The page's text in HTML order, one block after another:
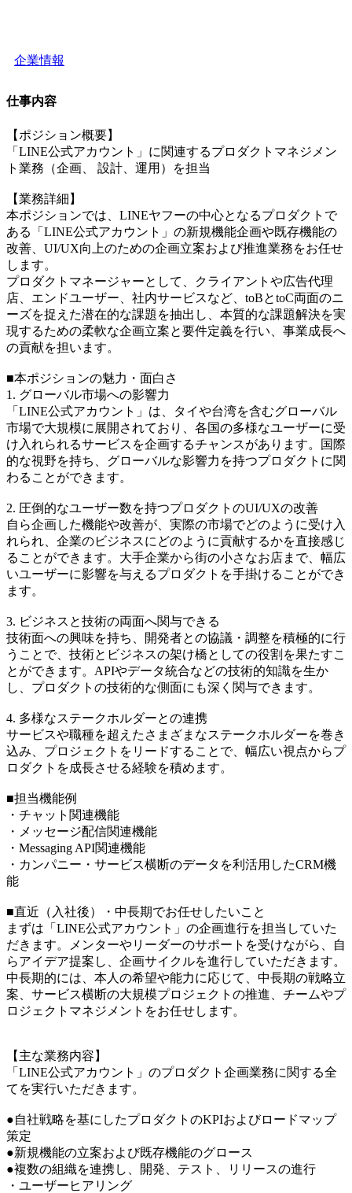
企業情報
仕事内容
【ポジション概要】
「LINE公式アカウント」に関連するプロダクトマネジメン
ト業務（企画、 設計、運用）を担当
【業務詳細】
本ポジションでは、LINEヤフーの中心となるプロダクトで
ある「LINE公式アカウント」の新規機能企画や既存機能の
改善、UI/UX向上のための企画立案および推進業務をお任せ
します。
プロダクトマネージャーとして、クライアントや広告代理
店、エンドユーザー、社内サービスなど、toBとtoC両面のニ
ーズを捉えた潜在的な課題を抽出し、本質的な課題解決を実
現するための柔軟な企画立案と要件定義を行い、事業成長へ
の貢献を担います。
■本ポジションの魅力・面白さ
1. グローバル市場への影響力
「LINE公式アカウント」は、タイや台湾を含むグローバル
市場で大規模に展開されており、各国の多様なユーザーに受
け入れられるサービスを企画するチャンスがあります。国際
的な視野を持ち、グローバルな影響力を持つプロダクトに関
わることができます。
2. 圧倒的なユーザー数を持つプロダクトのUI/UXの改善
自ら企画した機能や改善が、実際の市場でどのように受け入
れられ、企業のビジネスにどのように貢献するかを直接感じ
ることができます。大手企業から街の小さなお店まで、幅広
いユーザーに影響を与えるプロダクトを手掛けることができ
ます。
3. ビジネスと技術の両面へ関与できる
技術面への興味を持ち、開発者との協議・調整を積極的に行
うことで、技術とビジネスの架け橋としての役割を果たすこ
とができます。APIやデータ統合などの技術的知識を生か
し、プロダクトの技術的な側面にも深く関与できます。
4. 多様なステークホルダーとの連携
サービスや職種を超えたさまざまなステークホルダーを巻き
込み、プロジェクトをリードすることで、幅広い視点からプ
ロダクトを成長させる経験を積めます。
■担当機能例
・チャット関連機能
・メッセージ配信関連機能
・Messaging API関連機能
・カンパニー・サービス横断のデータを利活用したCRM機
能
■直近（入社後）・中長期でお任せしたいこと
まずは「LINE公式アカウント」の企画進行を担当していた
だきます。メンターやリーダーのサポートを受けながら、自
らアイデア提案し、企画サイクルを進行していただきます。
中長期的には、本人の希望や能力に応じて、中長期の戦略立
案、サービス横断の大規模プロジェクトの推進、チームやプ
ロジェクトマネジメントをお任せします。
【主な業務内容】
「LINE公式アカウント」のプロダクト企画業務に関する全
てを実行いただきます。
●自社戦略を基にしたプロダクトのKPIおよびロードマップ
策定
●新規機能の立案および既存機能のグロース
●複数の組織を連携し、開発、テスト、リリースの進行
・ユーザーヒアリング